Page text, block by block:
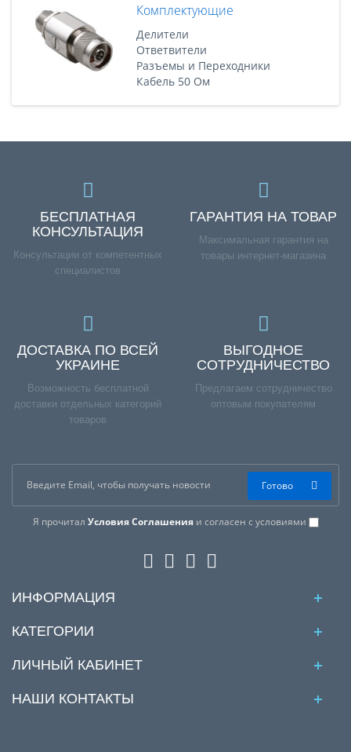
Комплектующие
Делители
Ответвители
Разъемы и Переходники
Кабель 50 Ом
БЕСПЛАТНАЯ
КОНСУЛЬТАЦИЯ
Консультации от компетентных
специалистов
ГАРАНТИЯ НА ТОВАР
Максимальная гарантия на
товары интернет-магазина
ДОСТАВКА ПО ВСЕЙ
УКРАИНЕ
Возможность бесплатной
доставки отдельных категорий
товаров
ВЫГОДНОЕ
СОТРУДНИЧЕСТВО
Предлагаем сотрудничество
оптовым покупателям
Я прочитал Условия Соглашенияи согласен с условиями
Готово
ИНФОРМАЦИЯ
КАТЕГОРИИ
ЛИЧНЫЙ КАБИНЕТ
НАШИ КОНТАКТЫ